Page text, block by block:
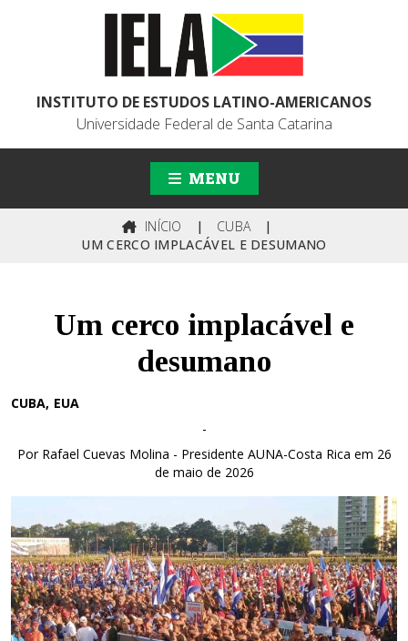
INSTITUTO DE ESTUDOS LATINO-AMERICANOS
Universidade Federal de Santa Catarina
MENU
INÍCIO | CUBA
|
UM CERCO IMPLACÁVEL E DESUMANO
Um cerco implacável e
desumano
CUBA EUA
-
Por Rafael Cuevas Molina - Presidente AUNA-Costa Rica em 26
de maio de 2026